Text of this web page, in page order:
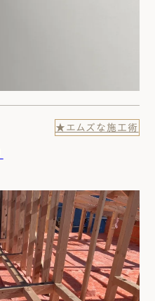
★エムズな施工術